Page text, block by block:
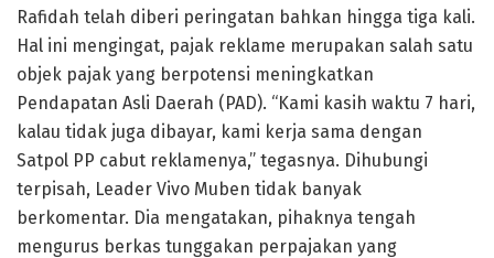
Rafidah telah diberi peringatan bahkan hingga tiga kali.
Hal ini mengingat, pajak reklame merupakan salah satu
objek pajak yang berpotensi meningkatkan
Pendapatan Asli Daerah (PAD). “Kami kasih waktu 7 hari,
kalau tidak juga dibayar, kami kerja sama dengan
Satpol PP cabut reklamenya,” tegasnya. Dihubungi
terpisah, Leader Vivo Muben tidak banyak
berkomentar. Dia mengatakan, pihaknya tengah
mengurus berkas tunggakan perpajakan yang